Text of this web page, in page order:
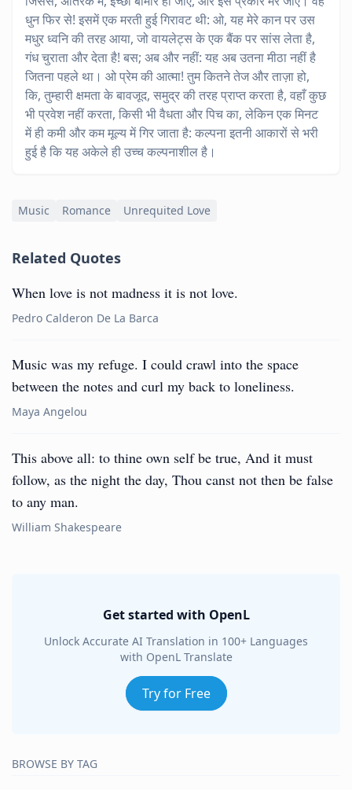
धुन फिर से! इसमें एक मरती हुई गिरावट थी: ओ, यह मेरे कान पर उस
मधुर ध्वनि की तरह आया, जो वायलेट्स के एक बैंक पर सांस लेता है,
गंध चुराता और देता है! बस; अब और नहीं: यह अब उतना मीठा नहीं है
जितना पहले था। ओ प्रेम की आत्मा! तुम कितने तेज और ताज़ा हो,
कि, तुम्हारी क्षमता के बावजूद, समुद्र की तरह प्राप्त करता है, वहाँ कुछ
भी प्रवेश नहीं करता, किसी भी वैधता और पिच का, लेकिन एक मिनट
में ही कमी और कम मूल्य में गिर जाता है: कल्पना इतनी आकारों से भरी
हुई है कि यह अकेले ही उच्च कल्पनाशील है।
Music Romance Unrequited Love
Related Quotes
When love is not madness it is not love.
Pedro Calderon De La Barca
Music was my refuge. I could crawl into the space
between the notes and curl my back to loneliness.
Maya Angelou
This above all: to thine own self be true, And it must
follow, as the night the day, Thou canst not then be false
to any man.
William Shakespeare
Get started with OpenL
Unlock Accurate AI Translation in 100+ Languages
with OpenL Translate
Try for Free
BROWSE BY TAG